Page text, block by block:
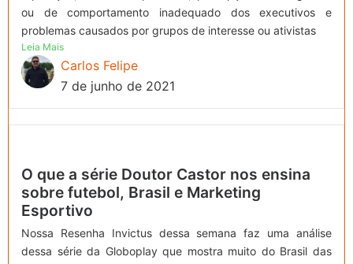
ou de comportamento inadequado dos executivos e
problemas causados por grupos de interesse ou ativistas
Leia Mais
Carlos Felipe
7 de junho de 2021
O que a série Doutor Castor nos ensina
sobre futebol, Brasil e Marketing
Esportivo
Nossa Resenha Invictus dessa semana faz uma análise
dessa série da Globoplay que mostra muito do Brasil das